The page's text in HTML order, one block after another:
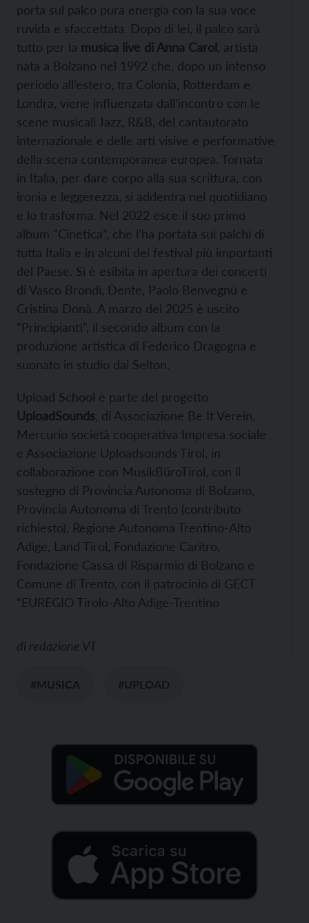
porta sul palco pura energia con la sua voce
ruvida e sfaccettata. Dopo di lei, il palco sarà
tutto per la musica live di Anna Carol , artista
nata a Bolzano nel 1992 che, dopo un intenso
periodo all’estero, tra Colonia, Rotterdam e
Londra, viene influenzata dall’incontro con le
scene musicali Jazz, R&B, del cantautorato
internazionale e delle arti visive e performative
della scena contemporanea europea. Tornata
in Italia, per dare corpo alla sua scrittura, con
ironia e leggerezza, si addentra nel quotidiano
e lo trasforma. Nel 2022 esce il suo primo
album “Cinetica”, che l’ha portata sui palchi di
tutta Italia e in alcuni dei festival più importanti
del Paese. Si è esibita in apertura dei concerti
di Vasco Brondi, Dente, Paolo Benvegnù e
Cristina Donà. A marzo del 2025 è uscito
“Principianti”, il secondo album con la
produzione artistica di Federico Dragogna e
suonato in studio dai Selton.
Upload School è parte del progetto
UploadSounds , di Associazione Be It Verein,
Mercurio società cooperativa Impresa sociale
e Associazione Uploadsounds Tirol, in
collaborazione con MusikBüroTirol, con il
sostegno di Provincia Autonoma di Bolzano,
Provincia Autonoma di Trento (contributo
richiesto), Regione Autonoma Trentino-Alto
Adige, Land Tirol, Fondazione Caritro,
Fondazione Cassa di Risparmio di Bolzano e
Comune di Trento, con il patrocinio di GECT
“EUREGIO Tirolo-Alto Adige-Trentino
di redazione VT
#MUSICA #UPLOAD